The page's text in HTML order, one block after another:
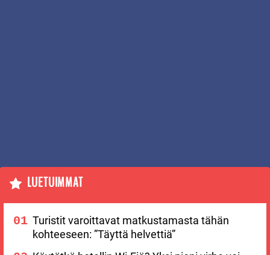
LUETUIMMAT
Turistit varoittavat matkustamasta tähän
kohteeseen: ”Täyttä helvettiä”